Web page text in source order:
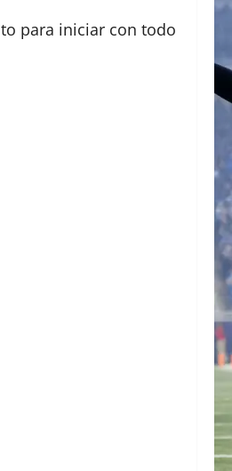
para iniciar con todo